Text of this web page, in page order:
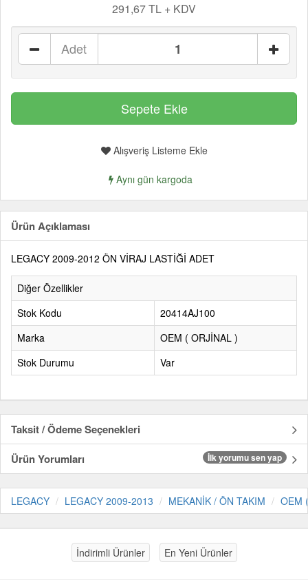
291,67 TL + KDV
Adet
Alışveriş Listeme Ekle
Aynı gün kargoda
Ürün Açıklaması
LEGACY 2009-2012 ÖN VİRAJ LASTİĞİ ADET
Diğer Özellikler
Stok Kodu
20414AJ100
Marka
OEM ( ORJİNAL )
Stok Durumu
Var
Taksit / Ödeme Seçenekleri
Ürün Yorumları
İlk yorumu sen yap
LEGACY LEGACY 2009-2013 MEKANİK / ÖN TAKIM OEM
İndirimli Ürünler En Yeni Ürünler